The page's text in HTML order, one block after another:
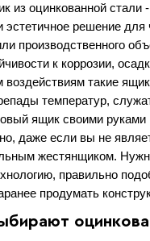
из оцинкованной стали -
эстетичное решение для
производственного
к коррозии,
воздействиям такие
температур,
ящик своими руками
даже если вы не
жестянщиком.
правильно
продумать